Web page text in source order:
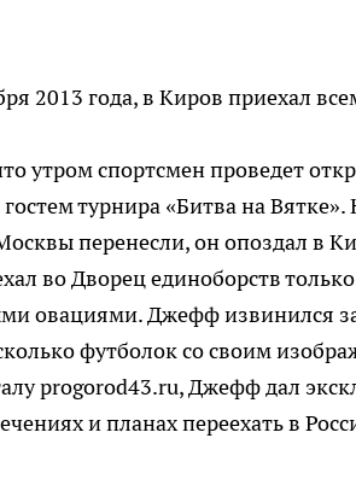
2013 года, в Киров приехал
утром спортсмен проведет
турнира «Битва на
перенесли, он опоздал в
во Дворец единоборств
овациями. Джефф извинился
футболок со своим
progorod43.ru, Джефф дал
и планах переехать в